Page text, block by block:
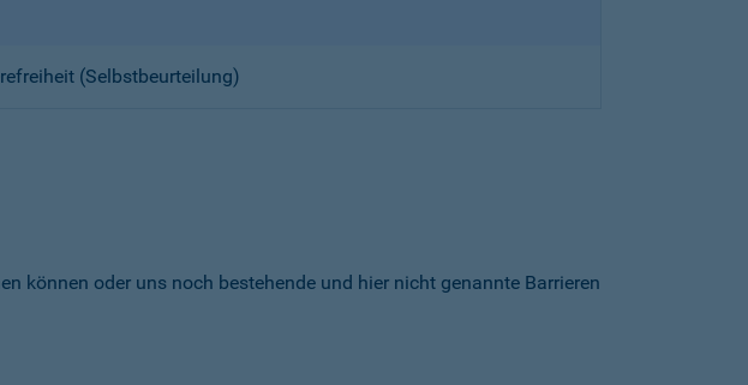
(Selbstbeurteilung)
können oder uns noch bestehende und hier nicht genannte Barrieren